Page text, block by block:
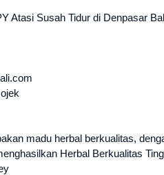
Atasi Susah Tidur di Denpasar
madu herbal berkualitas,
Herbal Berkualitas